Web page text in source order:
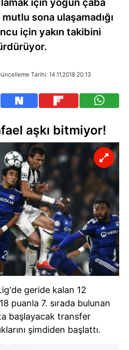
için yoğun çaba
sona ulaşamadığı
için yakın takibini
Tarihi: 14.11.2018 20:13
aşkı bitmiyor!
geride kalan 12
puanla 7. sırada bulunan
başlayacak transfer
şimdiden başlattı.